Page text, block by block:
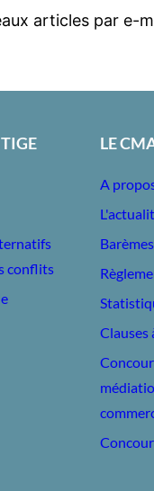
articles par e-
conflits
LE
A
Clauses